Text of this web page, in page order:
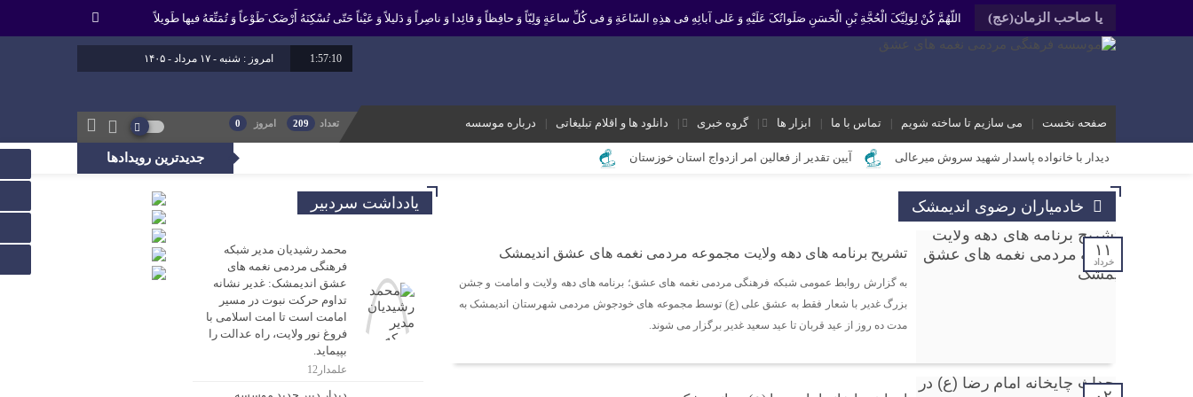
یا صاحب الزمان(عج) اللّهُمَّ کُنْ لِوَلِیِّکَ الْحُجَّةِ بْنِ الْحَسَنِ صَلَواتُکَ عَلَیْهِ وَ عَلى آبائِهِ فی هذِهِ السّاعَةِ وَ فی کُلِّ ساعَةٍ وَلِیّاً وَ حافِظاً وَ قائِدا ‏وَ ناصِراً وَ دَلیلاً وَ عَیْناً حَتّى تُسْکِنَهُ أَرْضَک َطَوْعاً وَ تُمَتِّعَهُ فیها طَویلاً
1:57:10 امروز : شنبه - ۱۷ مرداد - ۱۴۰۵
برابر با : Saturday - 8 August - 2026
صفحه نخست می سازیم تا ساخته شویم تماس با ما ابزار ها گروه خبری دانلود ها و اقلام تبلیغاتی درباره موسسه تعداد 209 امروز 0
جدیدترین رویدادها دیدار با خانواده پاسدار شهید سروش میرعالی آیین تقدیر از فعالین امر ازدواج استان خوزستان
محمد رشیدیان مدیر شبکه فرهنگی مردمی نغمه های عشق اندیمشک: غدیر نشانه تداوم حرکت نبوت در مسیر امامت است تا امت اسلامی با فروغ نور ولایت، راه عدالت را بپیماید.
برگزاری کارگاه کارآفرینی اجتماعی و راه اندازی پروژه های کوچک و موثر در موسسه فرهنگی مردمی نغمه های عشق اندیمشک
دیدار دبیر جدید موسسه فرهنگی مردمی نغمه های عشق اندیمشک با معاونت جوانان اداره کل ورزش و جوانان خوزستان
دیدار دبیر موسسه فرهنگی مردمی نغمه های عشق با ریاست اداره ورزش و جوانان اندیمشک
مراسم دورهمی خانوادگی با عنوان کافه شادی مهدوی به مناسبت نیمه شعبان و دهه فجر و هفته ی جوان در اندیمشک برگزار شد.
تشریح برنامه های دهه مهدویت شبکه فرهنگی مردمی نغمه های عشق اندیمشک
خادمیاران رضوی اندیمشک
۱۱
خرداد
تشریح برنامه های دهه ولایت مجموعه مردمی نغمه های عشق اندیمشک
به گزارش روابط عمومی شبکه فرهنگی مردمی نغمه های عشق؛ برنامه های دهه ولایت و امامت و جشن
بزرگ غدیر با شعار فقط به عشق علی (ع) توسط مجموعه های خودجوش مردمی شهرستان اندیمشک به
مدت ده روز از عید قربان تا عید سعید غدیر برگزار می شوند.
یادداشت سردبیر
محمد رشیدیان مدیر شبکه
فرهنگی مردمی نغمه های
عشق اندیمشک: غدیر نشانه
تداوم حرکت نبوت در مسیر
امامت است تا امت اسلامی با
فروغ نور ولایت، راه عدالت را
بپیماید.
علمدار12